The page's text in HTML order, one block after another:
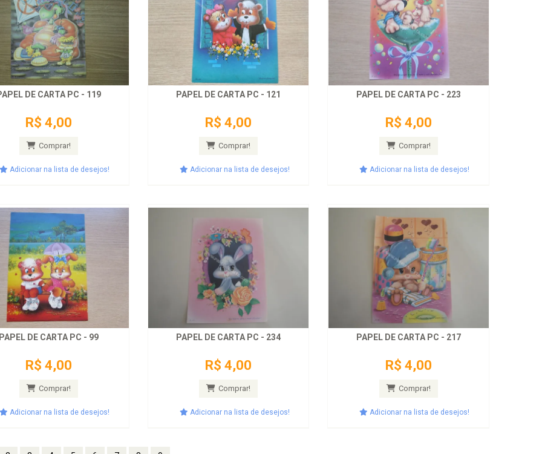
DE CARTA PC - 119
R$ 4,00
Comprar!
Adicionar na lista de desejos!
PAPEL DE CARTA PC - 121
R$ 4,00
Comprar!
Adicionar na lista de desejos!
PAPEL DE CARTA PC - 223
R$ 4,00
Comprar!
Adicionar na lista de desejos!
DE CARTA PC - 99
R$ 4,00
Comprar!
Adicionar na lista de desejos!
PAPEL DE CARTA PC - 234
R$ 4,00
Comprar!
Adicionar na lista de desejos!
PAPEL DE CARTA PC - 217
R$ 4,00
Comprar!
Adicionar na lista de desejos!